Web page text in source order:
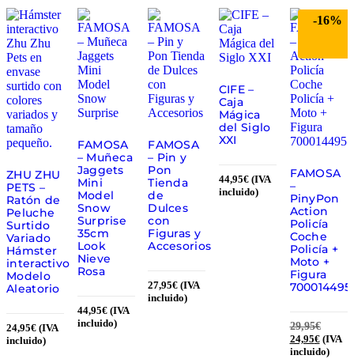
ZHU ZHU
PETS –
Ratón de
Peluche
Surtido
Variado
Hámster
interactivo
Modelo
Aleatorio
24,95€ (IVA
incluido)
FAMOSA
– Muñeca
Jaggets
Mini
Model
Snow
Surprise
35cm
Look
Nieve
Rosa
44,95€ (IVA
incluido)
FAMOSA
– Pin y
Pon
Tienda
de
Dulces
con
Figuras y
Accesorios
27,95€ (IVA
incluido)
CIFE –
Caja
Mágica
del Siglo
XXI
44,95€ (IVA
incluido)
-16%
FAMOSA
–
PinyPon
Action
Policía
Coche
Policía +
Moto +
Figura
700014495
29,95€
24,95€ (IVA
incluido)